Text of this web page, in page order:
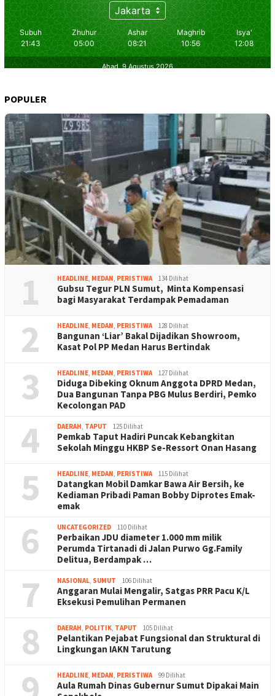
POPULER
1 HEADLINE, MEDAN, PERISTIWA 134 Dilihat
Gubsu Tegur PLN Sumut, Minta Kompensasi
bagi Masyarakat Terdampak Pemadaman
2 HEADLINE, MEDAN, PERISTIWA 128 Dilihat
Bangunan ‘Liar’ Bakal Dijadikan Showroom,
Kasat Pol PP Medan Harus Bertindak
3 HEADLINE, MEDAN, PERISTIWA 127 Dilihat
Diduga Dibeking Oknum Anggota DPRD Medan,
Dua Bangunan Tanpa PBG Mulus Berdiri, Pemko
Kecolongan PAD
4 DAERAH, TAPUT 125 Dilihat
Pemkab Taput Hadiri Puncak Kebangkitan
Sekolah Minggu HKBP Se-Ressort Onan Hasang
5 HEADLINE, MEDAN, PERISTIWA 115 Dilihat
Datangkan Mobil Damkar Bawa Air Bersih, ke
Kediaman Pribadi Paman Bobby Diprotes Emak-
emak
6 UNCATEGORIZED 110 Dilihat
Perbaikan JDU diameter 1.000 mm milik
Perumda Tirtanadi di Jalan Purwo Gg.Family
Delitua, Berdampak …
7 NASIONAL, SUMUT 106 Dilihat
Anggaran Mulai Mengalir, Satgas PRR Pacu K/L
Eksekusi Pemulihan Permanen
8 DAERAH, POLITIK, TAPUT 105 Dilihat
Pelantikan Pejabat Fungsional dan Struktural di
Lingkungan IAKN Tarutung
HEADLINE, MEDAN, PERISTIWA 99 Dilihat
Aula Rumah Dinas Gubernur Sumut Dipakai Main